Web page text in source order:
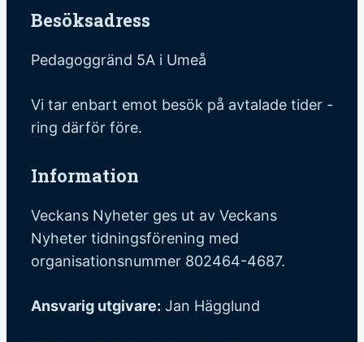
Besöksadress
Pedagoggränd 5A i Umeå
Vi tar enbart emot besök på avtalade tider -
ring därför före.
Information
Veckans Nyheter ges ut av Veckans
Nyheter tidningsförening med
organisationsnummer 802464-4687.
Ansvarig utgivare: Jan Hägglund